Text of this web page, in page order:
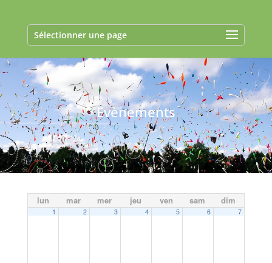
Sélectionner une page
Evènements
lun mar mer jeu ven sam dim
1 2 3 4 5 6 7